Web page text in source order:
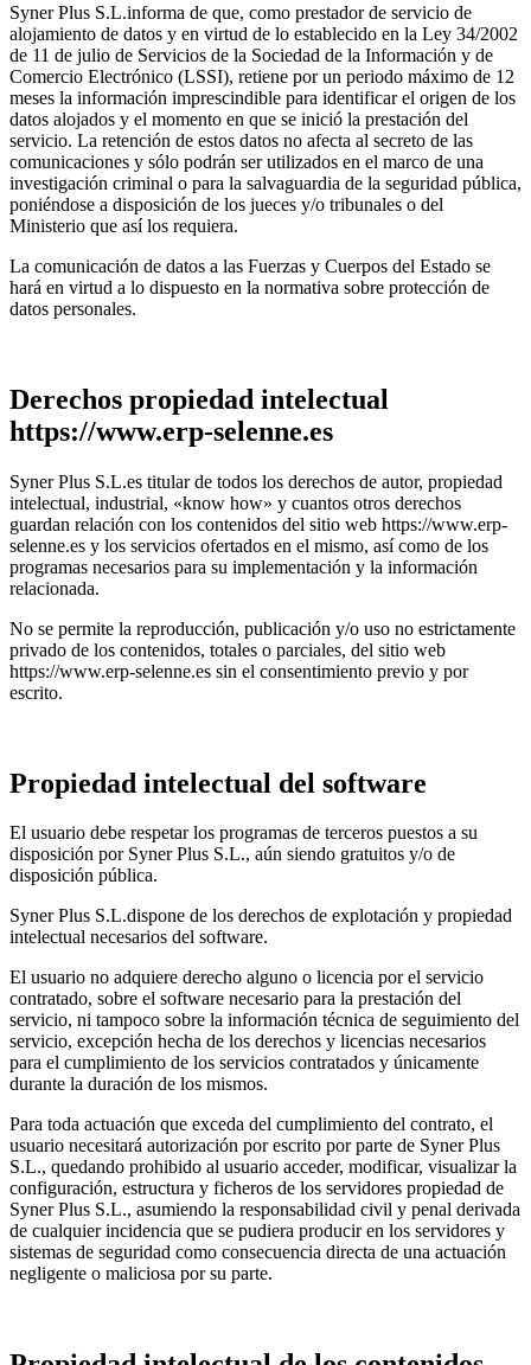
Syner Plus S.L.informa de que, como prestador de servicio de
alojamiento de datos y en virtud de lo establecido en la Ley 34/2002
de 11 de julio de Servicios de la Sociedad de la Información y de
Comercio Electrónico (LSSI), retiene por un periodo máximo de 12
meses la información imprescindible para identificar el origen de los
datos alojados y el momento en que se inició la prestación del
servicio. La retención de estos datos no afecta al secreto de las
comunicaciones y sólo podrán ser utilizados en el marco de una
investigación criminal o para la salvaguardia de la seguridad pública,
poniéndose a disposición de los jueces y/o tribunales o del
Ministerio que así los requiera.
La comunicación de datos a las Fuerzas y Cuerpos del Estado se
hará en virtud a lo dispuesto en la normativa sobre protección de
datos personales.
Derechos propiedad intelectual
https://www.erp-selenne.es
Syner Plus S.L.es titular de todos los derechos de autor, propiedad
intelectual, industrial, «know how» y cuantos otros derechos
guardan relación con los contenidos del sitio web https://www.erp-
selenne.es y los servicios ofertados en el mismo, así como de los
programas necesarios para su implementación y la información
relacionada.
No se permite la reproducción, publicación y/o uso no estrictamente
privado de los contenidos, totales o parciales, del sitio web
https://www.erp-selenne.es sin el consentimiento previo y por
escrito.
Propiedad intelectual del software
El usuario debe respetar los programas de terceros puestos a su
disposición por Syner Plus S.L., aún siendo gratuitos y/o de
disposición pública.
Syner Plus S.L.dispone de los derechos de explotación y propiedad
intelectual necesarios del software.
El usuario no adquiere derecho alguno o licencia por el servicio
contratado, sobre el software necesario para la prestación del
servicio, ni tampoco sobre la información técnica de seguimiento del
servicio, excepción hecha de los derechos y licencias necesarios
para el cumplimiento de los servicios contratados y únicamente
durante la duración de los mismos.
Para toda actuación que exceda del cumplimiento del contrato, el
usuario necesitará autorización por escrito por parte de Syner Plus
S.L., quedando prohibido al usuario acceder, modificar, visualizar la
configuración, estructura y ficheros de los servidores propiedad de
Syner Plus S.L., asumiendo la responsabilidad civil y penal derivada
de cualquier incidencia que se pudiera producir en los servidores y
sistemas de seguridad como consecuencia directa de una actuación
negligente o maliciosa por su parte.